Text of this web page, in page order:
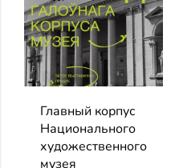
Главный корпус
Национального
художественного
музея